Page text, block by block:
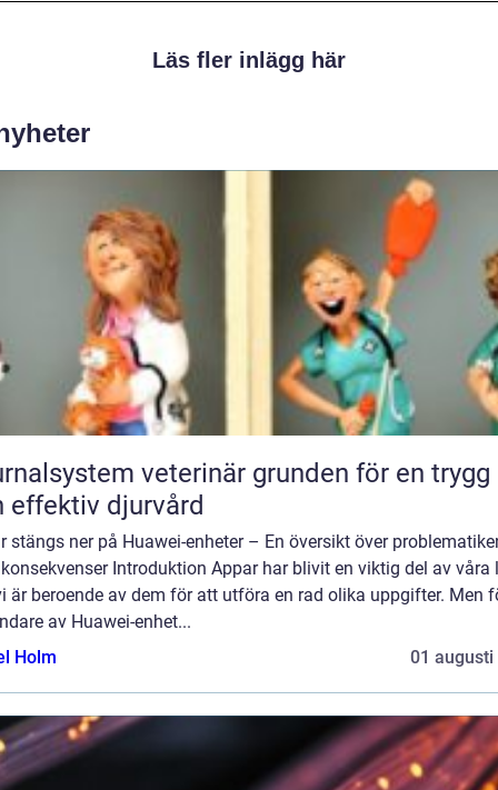
Läs fler inlägg här
veterinär grunden för en trygg
effektiv djurvård
stängs ner på Huawei-enheter – En översikt över
Introduktion Appar har blivit en viktig del av våra
är beroende av dem för att utföra en rad olika uppgifter. Men
av Huawei-enhet...
Holm
01 augusti